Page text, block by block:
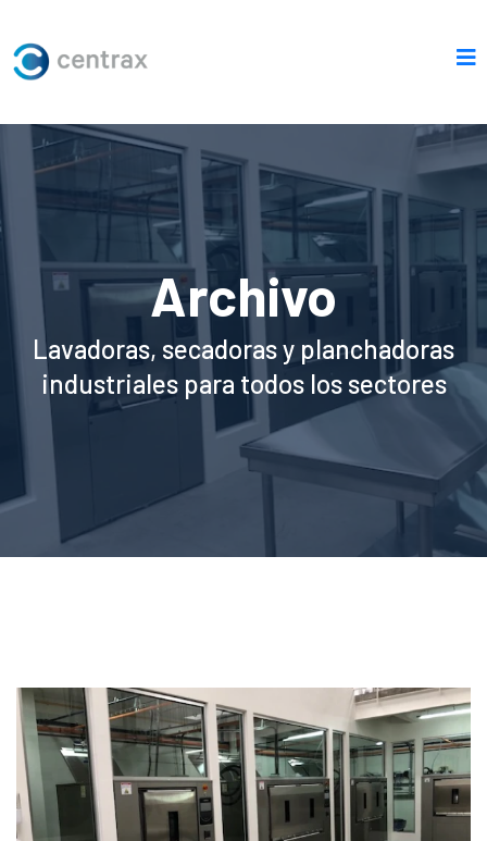
Archivo
Lavadoras, secadoras y planchadoras
industriales para todos los sectores